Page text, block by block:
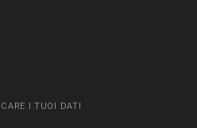
I TUOI DATI